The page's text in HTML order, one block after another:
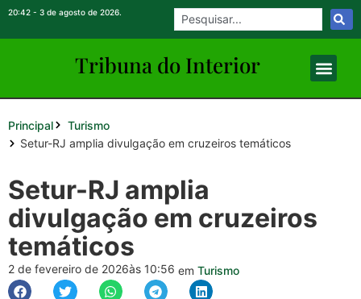
20:42 - 3 de agosto de 2026.
Tribuna do Interior
Principal
Turismo
Setur-RJ amplia divulgação em cruzeiros temáticos
Setur-RJ amplia
divulgação em cruzeiros
temáticos
2 de fevereiro de 2026às 10:56 em Turismo